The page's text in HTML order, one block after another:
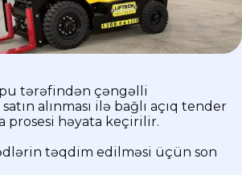
tərəfindən çəngəlli
alınması ilə bağlı açıq tender
prosesi həyata keçirilir.
təqdim edilməsi üçün son